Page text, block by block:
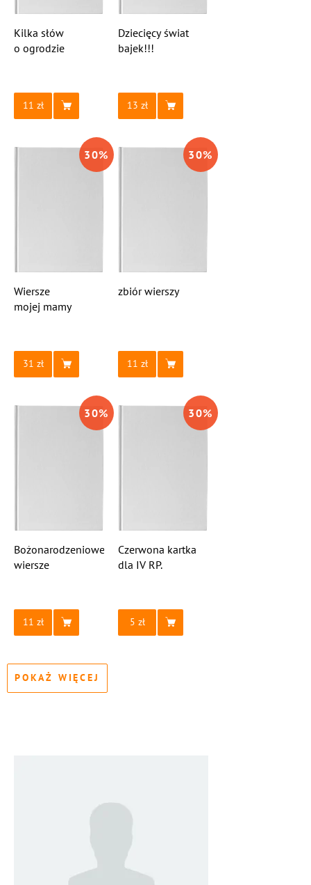
Kilka słów
o ogrodzie
11
Dziecięcy świat
bajek!!!
13
30%
Wiersze
mojej mamy
31
30%
zbiór wierszy
11
30%
Bożonarodzeniowe
wiersze
11
30%
Czerwona kartka
dla IV RP.
5
POKAŻ WIĘCEJ